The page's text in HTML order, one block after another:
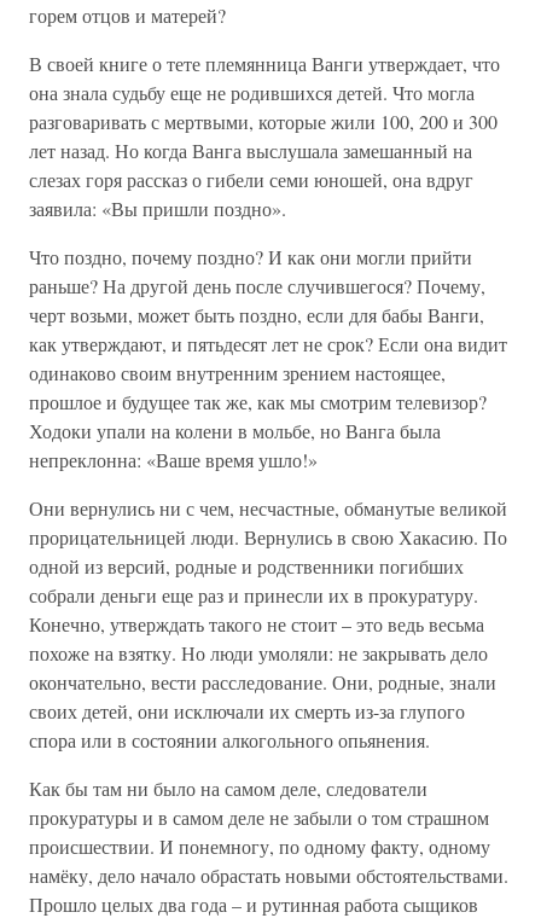
горем отцов и матерей?
В своей книге о тете племянница Ванги утверждает, что
она знала судьбу еще не родившихся детей. Что могла
разговаривать с мертвыми, которые жили 100, 200 и 300
лет назад. Но когда Ванга выслушала замешанный на
слезах горя рассказ о гибели семи юношей, она вдруг
заявила: «Вы пришли поздно».
Что поздно, почему поздно? И как они могли прийти
раньше? На другой день после случившегося? Почему,
черт возьми, может быть поздно, если для бабы Ванги,
как утверждают, и пятьдесят лет не срок? Если она видит
одинаково своим внутренним зрением настоящее,
прошлое и будущее так же, как мы смотрим телевизор?
Ходоки упали на колени в мольбе, но Ванга была
непреклонна: «Ваше время ушло!»
Они вернулись ни с чем, несчастные, обманутые великой
прорицательницей люди. Вернулись в свою Хакасию. По
одной из версий, родные и родственники погибших
собрали деньги еще раз и принесли их в прокуратуру.
Конечно, утверждать такого не стоит – это ведь весьма
похоже на взятку. Но люди умоляли: не закрывать дело
окончательно, вести расследование. Они, родные, знали
своих детей, они исключали их смерть из-за глупого
спора или в состоянии алкогольного опьянения.
Как бы там ни было на самом деле, следователи
прокуратуры и в самом деле не забыли о том страшном
происшествии. И понемногу, по одному факту, одному
намёку, дело начало обрастать новыми обстоятельствами.
Прошло целых два года – и рутинная работа сыщиков